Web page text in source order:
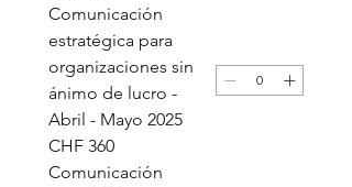
Comunicación
estratégica para
organizaciones sin
ánimo de lucro -
Abril - Mayo 2025
CHF 360
Comunicación